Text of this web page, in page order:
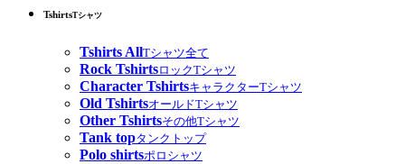
TshirtsTシャツ
Tshirts AllTシャツ全て
Rock TshirtsロックTシャツ
Character TshirtsキャラクターTシャツ
Old TshirtsオールドTシャツ
Other Tshirtsその他Tシャツ
Tank topタンクトップ
Polo shirtsポロシャツ